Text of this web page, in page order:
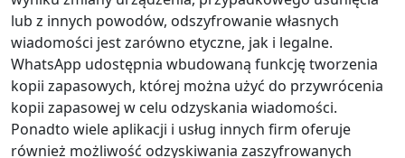
lub z innych powodów, odszyfrowanie własnych
wiadomości jest zarówno etyczne, jak i legalne.
WhatsApp udostępnia wbudowaną funkcję tworzenia
kopii zapasowych, której można użyć do przywrócenia
kopii zapasowej w celu odzyskania wiadomości.
Ponadto wiele aplikacji i usług innych firm oferuje
również możliwość odzyskiwania zaszyfrowanych